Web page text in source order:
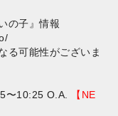
の子』情報
る可能性がございま
〜10:25 O.A.
【NE